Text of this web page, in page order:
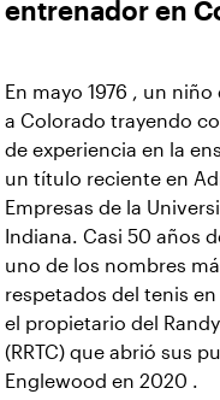
entrenador en
En mayo 1976 , un
a Colorado trayendo
de experiencia en la
un título reciente en
Empresas de la
Indiana. Casi 50 años
uno de los nombres
respetados del tenis
el propietario del
(RRTC) que abrió sus
Englewood en 2020 .